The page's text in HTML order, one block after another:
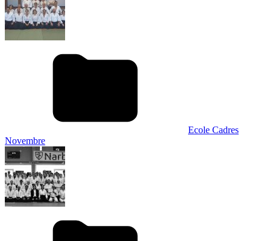
Ecole Cadres
Novembre